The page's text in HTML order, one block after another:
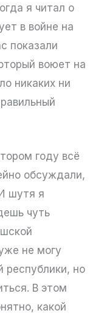
я читал о
в войне на
показали
воюет на
никаких ни
году всё
обсуждали,
шутя я
чуть
не могу
республики, но
В этом
какой